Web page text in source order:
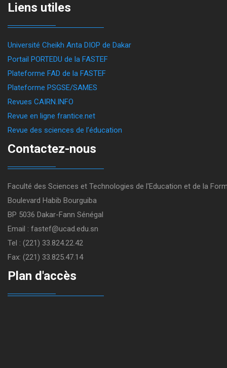
Liens utiles
Université Cheikh Anta DIOP de Dakar
Portail PORTEDU de la FASTEF
Plateforme FAD de la FASTEF
Plateforme PSGSE/SAMES
Revues CAIRN.INFO
Revue en ligne frantice.net
Revue des sciences de l’éducation
Contactez-nous
Faculté des Sciences et Technologies de l'Education et de la
Boulevard Habib Bourguiba
BP 5036 Dakar-Fann Sénégal
Email : fastef@ucad.edu.sn
Tel : (221) 33.824.22.42
Fax: (221) 33.825.47.14
Plan d'accès